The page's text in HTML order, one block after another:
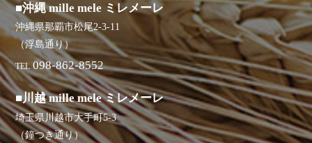
■沖縄 mille mele ミレメーレ
沖縄県那覇市松尾2-3-11
（浮島通り）
TEL 098-862-8552
■川越 mille mele ミレメーレ
埼玉県川越市大手町5-3
（鐘つき通り）